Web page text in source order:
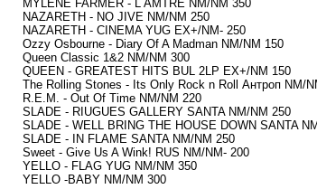
MYLENE FARMER - L AMTRE NM/NM 350
NAZARETH - NO JIVE NM/NM 250
NAZARETH - CINEMA YUG EX+/NM- 250
Ozzy Osbourne - Diary Of A Madman NM/NM 150
Queen Classic 1&2 NM/NM 300
QUEEN - GREATEST HITS BUL 2LP EX+/NM 150
The Rolling Stones - Its Only Rock n Roll Антроп NM/
R.E.M. - Out Of Time NM/NM 220
SLADE - RIUGUES GALLERY SANTA NM/NM 250
SLADE - WELL BRING THE HOUSE DOWN SANTA
SLADE - IN FLAME SANTA NM/NM 250
Sweet - Give Us A Wink! RUS NM/NM- 200
YELLO - FLAG YUG NM/NM 350
YELLO -BABY NM/NM 300